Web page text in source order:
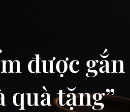
được gắn
quà tặng”